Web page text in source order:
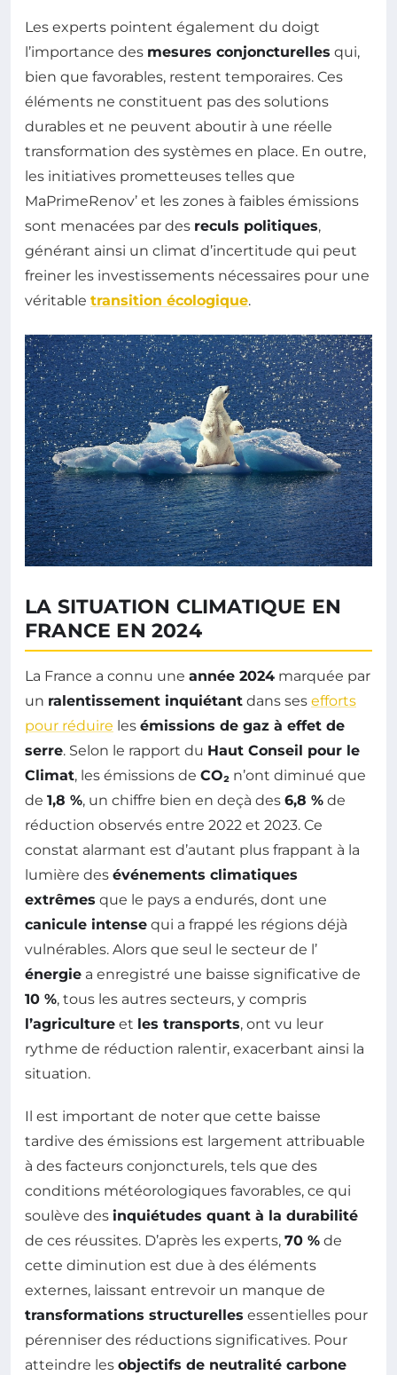
Les experts pointent également du doigt
l’importance des mesures conjoncturelles qui,
bien que favorables, restent temporaires. Ces
éléments ne constituent pas des solutions
durables et ne peuvent aboutir à une réelle
transformation des systèmes en place. En outre,
les initiatives prometteuses telles que
MaPrimeRenov’ et les zones à faibles émissions
sont menacées par des reculs politiques,
générant ainsi un climat d’incertitude qui peut
freiner les investissements nécessaires pour une
véritable transition écologique.
LA SITUATION CLIMATIQUE EN
FRANCE EN 2024
La France a connu une année 2024 marquée par
un ralentissement inquiétant dans ses efforts
pour réduire les émissions de gaz à effet de
serre. Selon le rapport du Haut Conseil pour le
Climat, les émissions de CO₂ n’ont diminué que
de 1,8 %, un chiffre bien en deçà des 6,8 % de
réduction observés entre 2022 et 2023. Ce
constat alarmant est d’autant plus frappant à la
lumière des événements climatiques
extrêmes que le pays a endurés, dont une
canicule intense qui a frappé les régions déjà
vulnérables. Alors que seul le secteur de l’
énergie a enregistré une baisse significative de
10 %, tous les autres secteurs, y compris
l’agriculture et les transports, ont vu leur
rythme de réduction ralentir, exacerbant ainsi la
situation.
Il est important de noter que cette baisse
tardive des émissions est largement attribuable
à des facteurs conjoncturels, tels que des
conditions météorologiques favorables, ce qui
soulève des inquiétudes quant à la durabilité
de ces réussites. D’après les experts, 70 % de
cette diminution est due à des éléments
externes, laissant entrevoir un manque de
transformations structurelles essentielles pour
pérenniser des réductions significatives. Pour
atteindre les objectifs de neutralité carbone